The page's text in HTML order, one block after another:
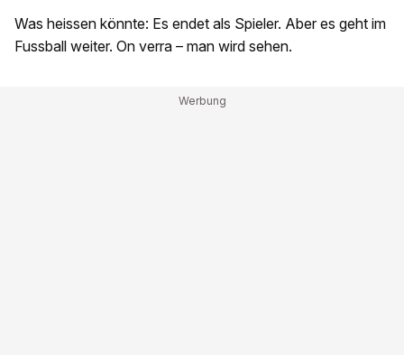
Was heissen könnte: Es endet als Spieler. Aber es geht im
Fussball weiter. On verra – man wird sehen.